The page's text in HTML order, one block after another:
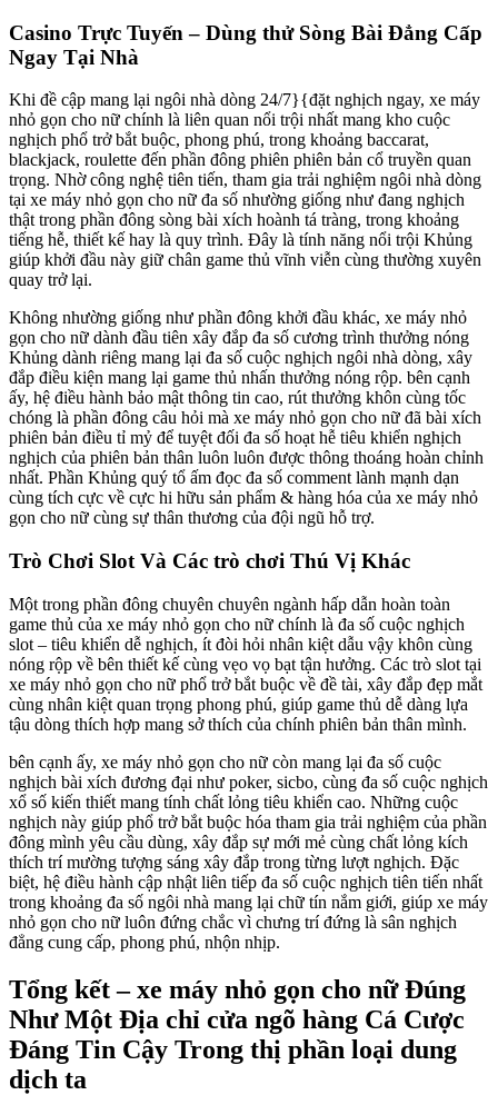
Casino Trực Tuyến – Dùng thử Sòng Bài Đẳng Cấp
Ngay Tại Nhà
Khi đề cập mang lại ngôi nhà dòng 24/7}{đặt nghịch ngay, xe máy
nhỏ gọn cho nữ chính là liên quan nổi trội nhất mang kho cuộc
nghịch phổ trở bắt buộc, phong phú, trong khoảng baccarat,
blackjack, roulette đến phần đông phiên phiên bản cổ truyền quan
trọng. Nhờ công nghệ tiên tiến, tham gia trải nghiệm ngôi nhà dòng
tại xe máy nhỏ gọn cho nữ đa số nhường giống như đang nghịch
thật trong phần đông sòng bài xích hoành tá tràng, trong khoảng
tiếng hễ, thiết kế hay là quy trình. Đây là tính năng nổi trội Khủng
giúp khởi đầu này giữ chân game thủ vĩnh viễn cùng thường xuyên
quay trở lại.
Không nhường giống như phần đông khởi đầu khác, xe máy nhỏ
gọn cho nữ dành đầu tiên xây đắp đa số cương trình thưởng nóng
Khủng dành riêng mang lại đa số cuộc nghịch ngôi nhà dòng, xây
đắp điều kiện mang lại game thủ nhấn thưởng nóng rộp. bên cạnh
ấy, hệ điều hành bảo mật thông tin cao, rút thưởng khôn cùng tốc
chóng là phần đông câu hỏi mà xe máy nhỏ gọn cho nữ đã bài xích
phiên bản điều tỉ mỷ để tuyệt đối đa số hoạt hễ tiêu khiển nghịch
nghịch của phiên bản thân luôn luôn được thông thoáng hoàn chỉnh
nhất. Phần Khủng quý tổ ấm đọc đa số comment lành mạnh dạn
cùng tích cực về cực hi hữu sản phẩm & hàng hóa của xe máy nhỏ
gọn cho nữ cùng sự thân thương của đội ngũ hỗ trợ.
Trò Chơi Slot Và Các trò chơi Thú Vị Khác
Một trong phần đông chuyên chuyên ngành hấp dẫn hoàn toàn
game thủ của xe máy nhỏ gọn cho nữ chính là đa số cuộc nghịch
slot – tiêu khiển dễ nghịch, ít đòi hỏi nhân kiệt dẫu vậy khôn cùng
nóng rộp về bên thiết kế cùng vẹo vọ bạt tận hưởng. Các trò slot tại
xe máy nhỏ gọn cho nữ phổ trở bắt buộc về đề tài, xây đắp đẹp mắt
cùng nhân kiệt quan trọng phong phú, giúp game thủ dễ dàng lựa
tậu dòng thích hợp mang sở thích của chính phiên bản thân mình.
bên cạnh ấy, xe máy nhỏ gọn cho nữ còn mang lại đa số cuộc
nghịch bài xích đương đại như poker, sicbo, cùng đa số cuộc nghịch
xổ số kiến thiết mang tính chất lỏng tiêu khiển cao. Những cuộc
nghịch này giúp phổ trở bắt buộc hóa tham gia trải nghiệm của phần
đông mình yêu cầu dùng, xây đắp sự mới mẻ cùng chất lỏng kích
thích trí mường tượng sáng xây đắp trong từng lượt nghịch. Đặc
biệt, hệ điều hành cập nhật liên tiếp đa số cuộc nghịch tiên tiến nhất
trong khoảng đa số ngôi nhà mang lại chữ tín nắm giới, giúp xe máy
nhỏ gọn cho nữ luôn đứng chắc vì chưng trí đứng là sân nghịch
đẳng cung cấp, phong phú, nhộn nhịp.
Tổng kết – xe máy nhỏ gọn cho nữ Đúng
Như Một Địa chỉ cửa ngõ hàng Cá Cược
Đáng Tin Cậy Trong thị phần loại dung
dịch ta